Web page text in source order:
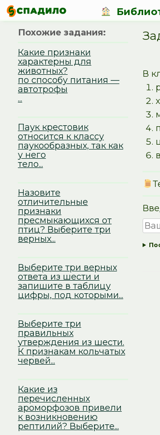
В
Похожие задания:
Какие признаки
характерны для
животных?
по способу питания —
автотрофы
...
Паук крестовик
относится к классу
паукообразных, так как
у него
тело...
Назовите
отличительные
признаки
пресмыкающихся от
птиц? Выберите три
верных...
Выберите три верных
ответа из шести и
запишите в таблицу
цифры, под которыми...
Выберите три
правильных
утверждения из шести.
К признакам кольчатых
червей...
Какие из
перечисленных
ароморфозов привели
к возникновению
рептилий? Выберите...